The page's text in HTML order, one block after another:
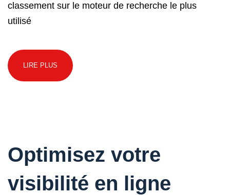
classement sur le moteur de recherche le plus
utilisé
LIRE PLUS
Optimisez votre
visibilité en ligne